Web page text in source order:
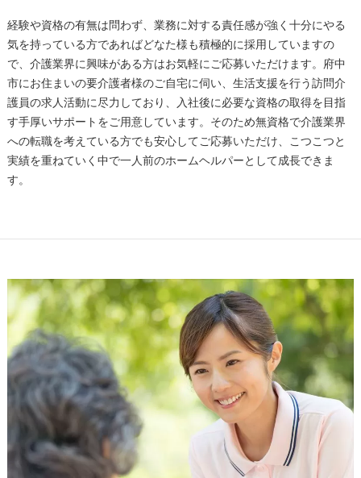
経験や資格の有無は問わず、業務に対する責任感が強く十分にやる
気を持っている方であればどなた様も積極的に採用していますの
で、介護業界に興味がある方はお気軽にご応募いただけます。府中
市にお住まいの要介護者様のご自宅に伺い、生活支援を行う訪問介
護員の求人活動に尽力しており、入社後に必要な資格の取得を目指
す手厚いサポートをご用意しています。そのため無資格で介護業界
への転職を考えている方でも安心してご応募いただけ、こつこつと
実績を重ねていく中で一人前のホームヘルパーとして成長できま
す。